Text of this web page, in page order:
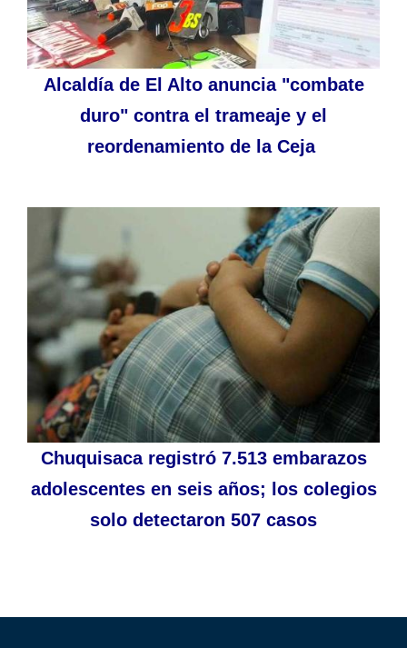
Alcaldía de El Alto anuncia "combate
duro" contra el trameaje y el
reordenamiento de la Ceja
Chuquisaca registró 7.513 embarazos
adolescentes en seis años; los colegios
solo detectaron 507 casos